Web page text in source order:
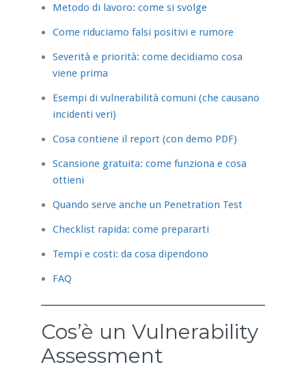
Metodo di lavoro: come si svolge
Come riduciamo falsi positivi e rumore
Severità e priorità: come decidiamo cosa
viene prima
Esempi di vulnerabilità comuni (che causano
incidenti veri)
Cosa contiene il report (con demo PDF)
Scansione gratuita: come funziona e cosa
ottieni
Quando serve anche un Penetration Test
Checklist rapida: come prepararti
Tempi e costi: da cosa dipendono
FAQ
Cos’è un Vulnerability
Assessment